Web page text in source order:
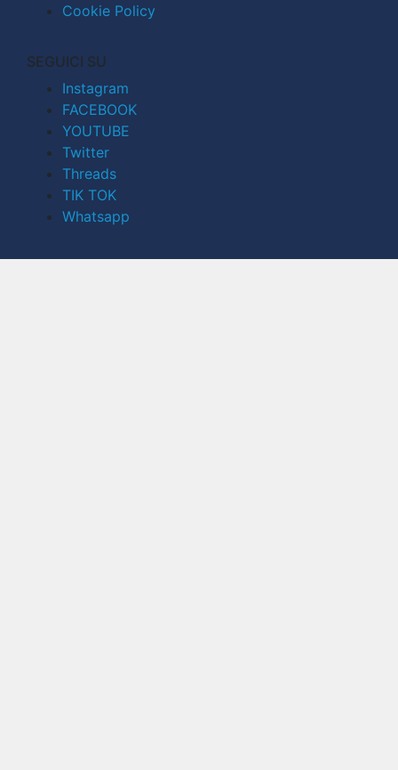
Cookie Policy
SEGUICI SU
Instagram
FACEBOOK
YOUTUBE
Twitter
Threads
TIK TOK
Whatsapp